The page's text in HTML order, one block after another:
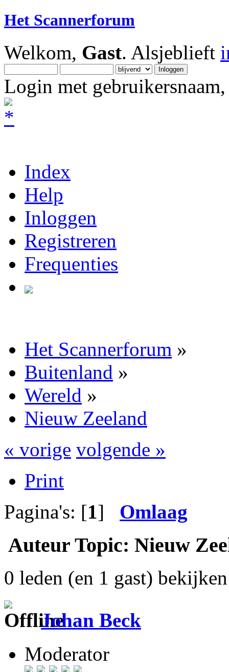
Het Scannerforum
Welkom, Gast. Alsjeblieft
Login met
Index
Help
Inloggen
Registreren
Frequenties
Het Scannerforum »
Buitenland »
Wereld »
Nieuw Zeeland
« vorige volgende »
Print
Pagina's: [1] Omlaag
Auteur Topic: Nieuw
0 leden (en 1 gast)
Johan Beck
Moderator